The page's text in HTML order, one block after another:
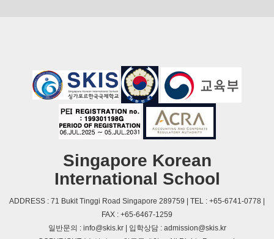
Singapore Korean
International School
ADDRESS : 71 Bukit Tinggi Road Singapore 289759 | TEL : +65-6741-0778 |
FAX : +65-6467-1259
일반문의 : info@skis.kr | 입학상담 : admission@skis.kr